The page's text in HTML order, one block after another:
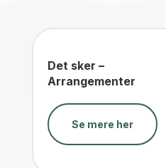
Det sker –
Arrangementer
Se mere her